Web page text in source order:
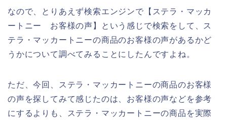
なので、とりあえず検索エンジンで【ステラ・マッカ
ートニー お客様の声】という感じで検索をして、ス
テラ・マッカートニーの商品のお客様の声があるかど
うかについて調べてみることにしたんですよね。
ただ、今回、ステラ・マッカートニーの商品のお客様
の声を探してみて感じたのは、お客様の声などを参考
にするよりも、ステラ・マッカートニーの商品を実際